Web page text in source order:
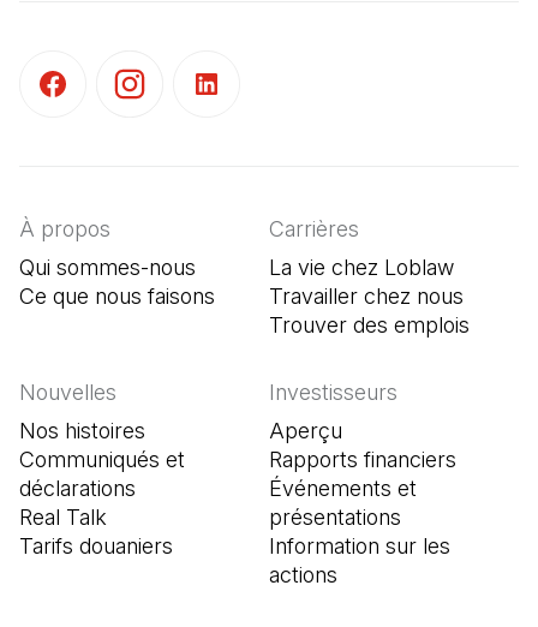
À propos
Qui sommes-nous
Ce que nous faisons
Carrières
La vie chez Loblaw
Travailler chez nous
Trouver des emplois
Nouvelles
Nos histoires
Communiqués et
déclarations
Real Talk
Tarifs douaniers
Investisseurs
Aperçu
Rapports financiers
Événements et
présentations
Information sur les
actions